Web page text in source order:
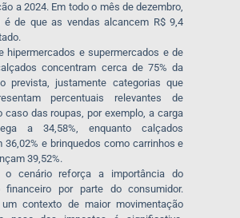
a 2024. Em todo o mês de dezembro,
é de que as vendas alcancem R$ 9,4
hipermercados e supermercados e de
concentram cerca de 75% da
prevista, justamente categorias que
percentuais relevantes de
caso das roupas, por exemplo, a carga
a 34,58%, enquanto calçados
36,02% e brinquedos como carrinhos e
39,52%.
o cenário reforça a importância do
financeiro por parte do consumidor.
contexto de maior movimentação